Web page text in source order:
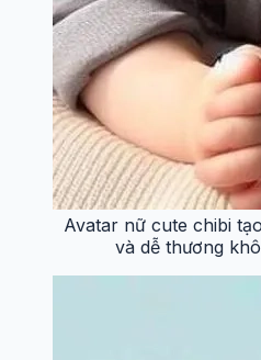
Avatar nữ cute chibi
và dễ thương